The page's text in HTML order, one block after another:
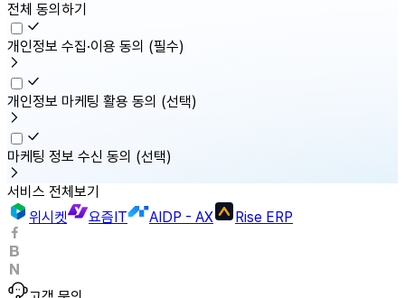
전체 동의하기
개인정보 수집·이용 동의 (필수)
개인정보 마케팅 활용 동의 (선택)
마케팅 정보 수신 동의 (선택)
서비스 전체보기
위시켓
요즘IT AIDP - AX Rise ERP